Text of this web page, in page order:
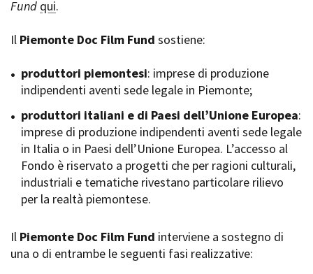
Sala Paolo Tenna
Piemonte Film Tv Fund
Piemonte Film Tv
Development Fund
Piemonte Doc Film Fund
Short Film Fund
PRODUCTION GUIDE
Società di produzione
Strutture di servizio
Attrici-Attori
Beginners
Locarno Film Festival
Cinematografica Venezia
Toronto International Film
Festa del Cinema di Roma
Torino Film Festival
David di Donatello
Nastri d’Argento
Premio Solinas
Location - Accedi al tuo
profilo
Fund qui.
Il Piemonte Doc Film Fund sostiene:
produttori piemontesi: imprese di produzione
indipendenti aventi sede legale in Piemonte;
produttori italiani e di Paesi dell’Unione Europea:
imprese di produzione indipendenti aventi sede legale
in Italia o in Paesi dell’Unione Europea. L’accesso al
Fondo è riservato a progetti che per ragioni culturali,
industriali e tematiche rivestano particolare rilievo
per la realtà piemontese.
Il Piemonte Doc Film Fund interviene a sostegno di
una o di entrambe le seguenti fasi realizzative: